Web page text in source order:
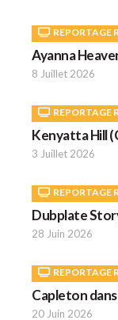
REPORTAGE
Ayanna
8 Juillet 2026
REPORTAGE
Kenyatta Hill
3 Juillet 2026
REPORTAGE
Dubplate
28 Juin 2026
REPORTAGE
Capleton
20 Juin 2026